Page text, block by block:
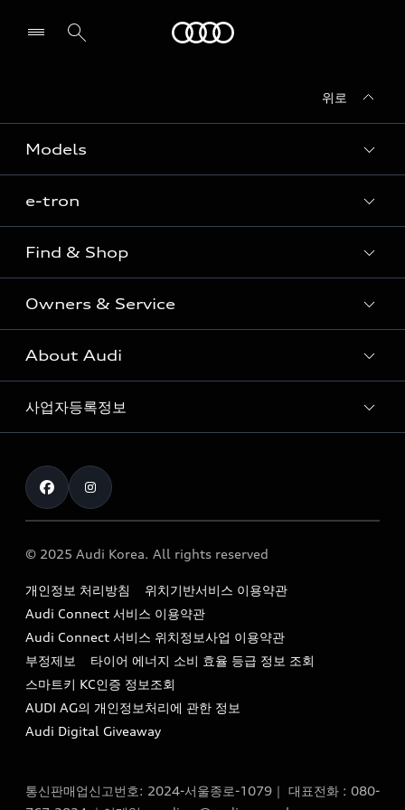
위로
Models
Sedan
SUV
Coupe
S range
e-tron
e-tron
Find & Shop
전시장/AAP 전시장/AS센터
아우디 신차 재고
아우디 모델 비교하기
아우디 공식 인증 중고차
The new Audi A6 Taste Drive 이벤트
Owners & Service
고객안내
Audi Connect
myAudiworld
내비게이션 데이터 다운로드
아우디 영상 매뉴얼
서비스 센터
서비스 프로그램
아우디 e-tron 케어 프로그램
사설수리업체를 위한 권고사항
About Audi
아우디 브랜드
Formula 1
Audi Story
아우디코리아 소식
아우디코리아 소개
아우디 스토리
아우디 브랜드 히스토리
quattro 시스템
사업자등록정보
통신판매업신고번호 : 2024-서울종로-1079
대표자명 : 틸 셰어
딩)
이메일 : audi_m@audi-ccc.co.kr
© 2025 Audi Korea. All rights reserved
개인정보 처리방침
위치기반서비스 이용약관
Audi Connect 서비스 이용약관
Audi Connect 서비스 위치정보사업 이용약관
부정제보
타이어 에너지 소비 효율 등급 정보 조회
스마트키 KC인증 정보조회
AUDI AG의 개인정보처리에 관한 정보
Audi Digital Giveaway
통신판매업신고번호: 2024-서울종로-1079｜ 대표전화 : 080-